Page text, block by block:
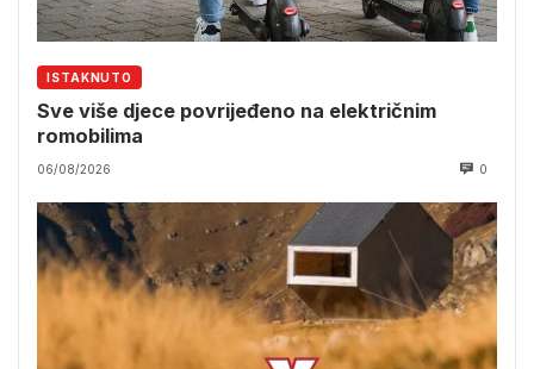
ISTAKNUTO
Sve više djece povrijeđeno na električnim
romobilima
06/08/2026 0